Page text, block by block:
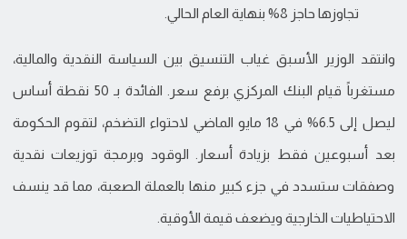
تجاوزها حاجز 8% بنهاية العام الحالي.
وانتقد الوزير الأسبق غياب التنسيق بين السياسة النقدية والمالية،
مستغرباً قيام البنك المركزي برفع سعر. الفائدة بـ 50 نقطة أساس
ليصل إلى 6.5% في 18 مايو الماضي لاحتواء التضخم، لتقوم الحكومة
بعد أسبوعين فقط بزيادة أسعار. الوقود وبرمجة توزيعات نقدية
وصفقات ستسدد في جزء كبير منها بالعملة الصعبة، مما قد ينسف
الاحتياطيات الخارجية ويضعف قيمة الأوقية.